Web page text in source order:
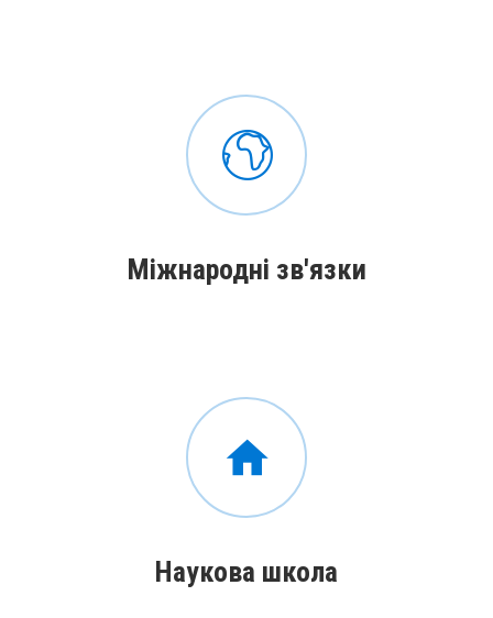
Міжнародні зв'язки
Наукова школа